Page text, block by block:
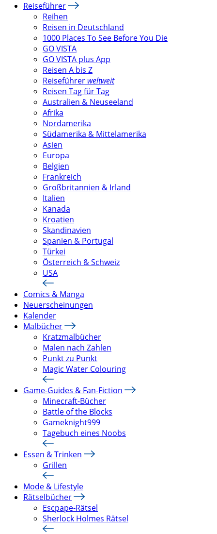
Reiseführer
Reihen
Reisen in Deutschland
1000 Places To See Before You Die
GO VISTA
GO VISTA plus App
Reisen A bis Z
Reiseführer weltweit
Reisen Tag für Tag
Australien & Neuseeland
Afrika
Nordamerika
Südamerika & Mittelamerika
Asien
Europa
Belgien
Frankreich
Großbritannien & Irland
Italien
Kanada
Kroatien
Skandinavien
Spanien & Portugal
Türkei
Österreich & Schweiz
USA
Comics & Manga
Neuerscheinungen
Kalender
Malbücher
Kratzmalbücher
Malen nach Zahlen
Punkt zu Punkt
Magic Water Colouring
Game-Guides & Fan-Fiction
Minecraft-Bücher
Battle of the Blocks
Gameknight999
Tagebuch eines Noobs
Essen & Trinken
Grillen
Mode & Lifestyle
Rätselbücher
Escpape-Rätsel
Sherlock Holmes Rätsel